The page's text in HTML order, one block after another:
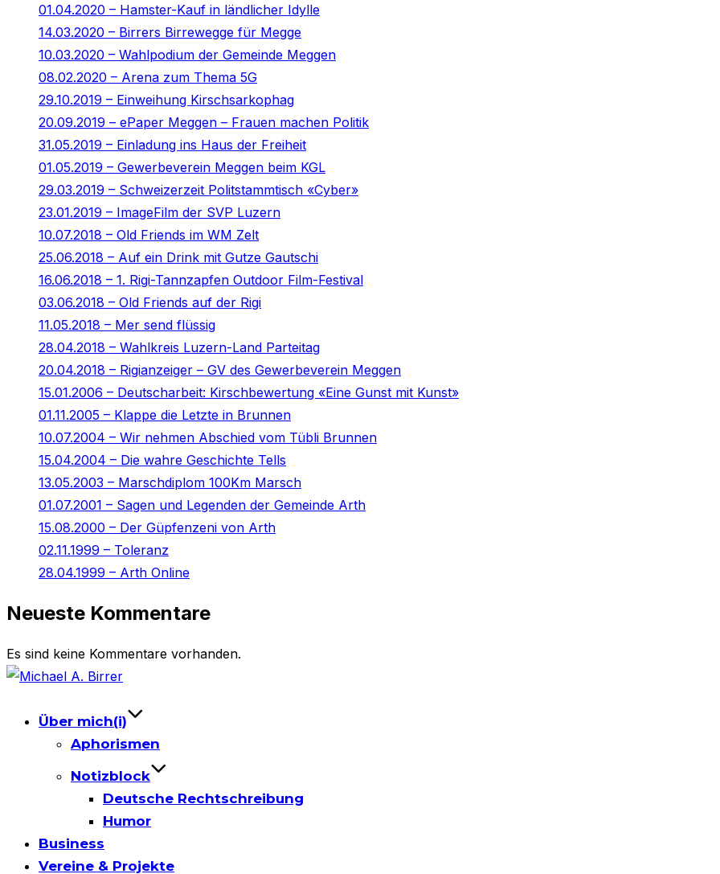
01.04.2020 – Hamster-Kauf in ländlicher Idylle
14.03.2020 – Birrers Birrewegge für Megge
10.03.2020 – Wahlpodium der Gemeinde Meggen
08.02.2020 – Arena zum Thema 5G
29.10.2019 – Einweihung Kirschsarkophag
20.09.2019 – ePaper Meggen – Frauen machen Politik
31.05.2019 – Einladung ins Haus der Freiheit
01.05.2019 – Gewerbeverein Meggen beim KGL
29.03.2019 – Schweizerzeit Politstammtisch «Cyber»
23.01.2019 – ImageFilm der SVP Luzern
10.07.2018 – Old Friends im WM Zelt
25.06.2018 – Auf ein Drink mit Gutze Gautschi
16.06.2018 – 1. Rigi-Tannzapfen Outdoor Film-Festival
03.06.2018 – Old Friends auf der Rigi
11.05.2018 – Mer send flüssig
28.04.2018 – Wahlkreis Luzern-Land Parteitag
20.04.2018 – Rigianzeiger – GV des Gewerbeverein Meggen
15.01.2006 – Deutscharbeit: Kirschbewertung «Eine Gunst mit Kunst»
01.11.2005 – Klappe die Letzte in Brunnen
10.07.2004 – Wir nehmen Abschied vom Tübli Brunnen
15.04.2004 – Die wahre Geschichte Tells
13.05.2003 – Marschdiplom 100Km Marsch
01.07.2001 – Sagen und Legenden der Gemeinde Arth
15.08.2000 – Der Güpfenzeni von Arth
02.11.1999 – Toleranz
28.04.1999 – Arth Online
Neueste Kommentare
Es sind keine Kommentare vorhanden.
Skip
contentÜber mich(i)
Aphorismen
Notizblock
Deutsche Rechtschreibung
Humor
Business
Vereine & Projekte